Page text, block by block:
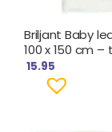
Briljant Baby
100 x 150 cm
15.95